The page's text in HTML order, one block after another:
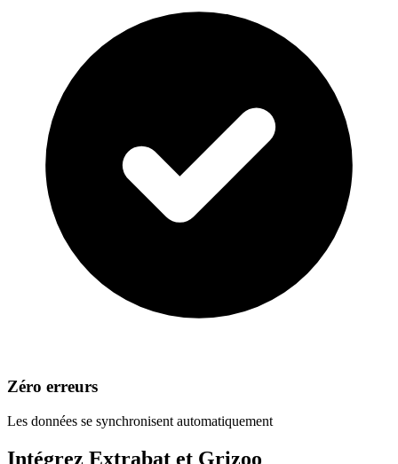
Zéro erreurs
Les données se synchronisent automatiquement
Intégrez Extrabat et Grizoo